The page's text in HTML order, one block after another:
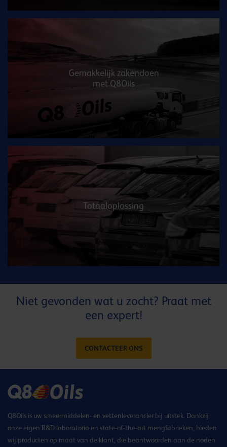
Gemakkelijk zakendoen
met Q8Oils
Totaaloplossing
Niet gevonden wat u zocht? Praat met
een expert!
CONTACTEER ONS
Q8Oils is uw smeermiddelen- en vettenleverancier bij uitstek. Dankzij
onze eigen R&D laboratoria en state-of-the-art mengfabrieken, bieden
wij producten op maat van de klant, die beantwoorden aan de noden